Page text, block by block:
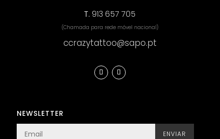
T.913 657 705
(Chamada para rede móvel nacional)
ccrazytattoo@sapo.pt
NEWSLETTER
ENVIAR